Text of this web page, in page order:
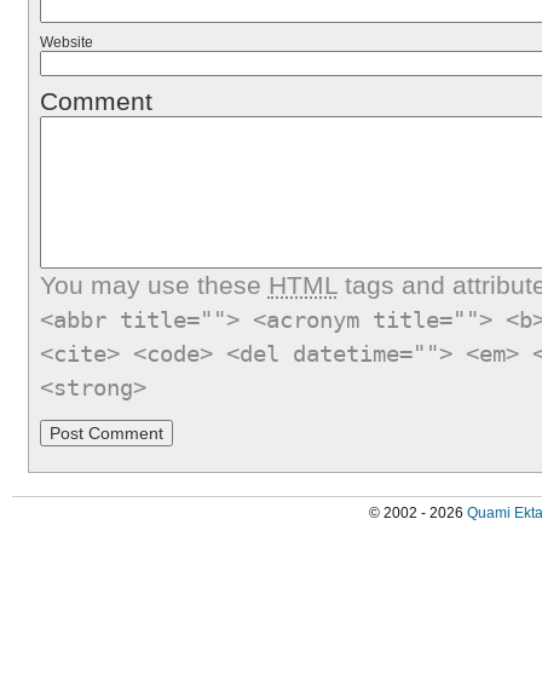
Website
Comment
You may use these HTMLtags and
<abbr title=""> <acronym title="">
<cite> <code> <del datetime="">
<strong>
© 2002 - 2026 Quami